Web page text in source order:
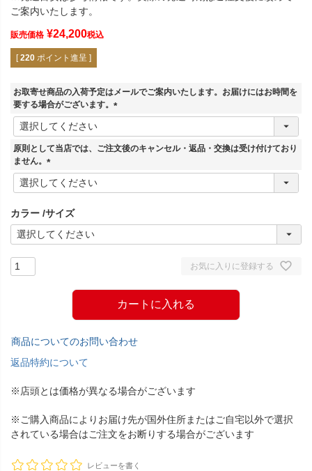
ご案内いたします。
販売価格 ¥24,200税込
[ 220 ポイント進呈 ]
お取寄せ商品の入荷予定はメールでご案内いたします。お届けにはお時間を
要する場合がございます。
(
須
原則として当店では、ご注文後のキャンセル・返品・交換は受け付けており
ません。
(
必
)
カラー サイズ
お気に入りに登録する
カートに入れる
商品についてのお問い合わせ
返品特約について
※店頭とは価格が異なる場合がございます
※ご購入商品によりお届け先が国外住所またはご自宅以外で選択
されている場合はご注文をお断りする場合がございます
レビューを書く